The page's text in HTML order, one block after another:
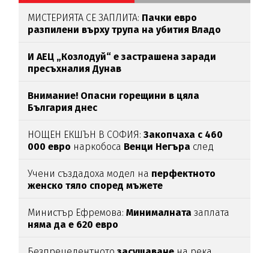
МИСТЕРИЯТА СЕ ЗАПЛИТА: Пачки евро
разпилени върху трупа на убития Владо
И АЕЦ „Козлодуй“ е застрашена заради
пресъхналия Дунав
Внимание! Опасни горещини в цяла
България днес
НОЩЕН ЕКШЪН В СОФИЯ:Закопчаха с 460
000 евро наркобоса Венци Негъра след
Учени създадоха модел на перфектното
женско тяло според мъжете
Министър Ефремова:Минималната заплата
няма да е 620 евро